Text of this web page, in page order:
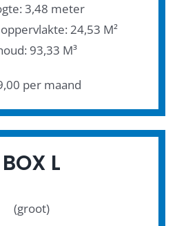
3,48 meter
24,53 M²
93,33 M³
per maand
BOX L
(groot)